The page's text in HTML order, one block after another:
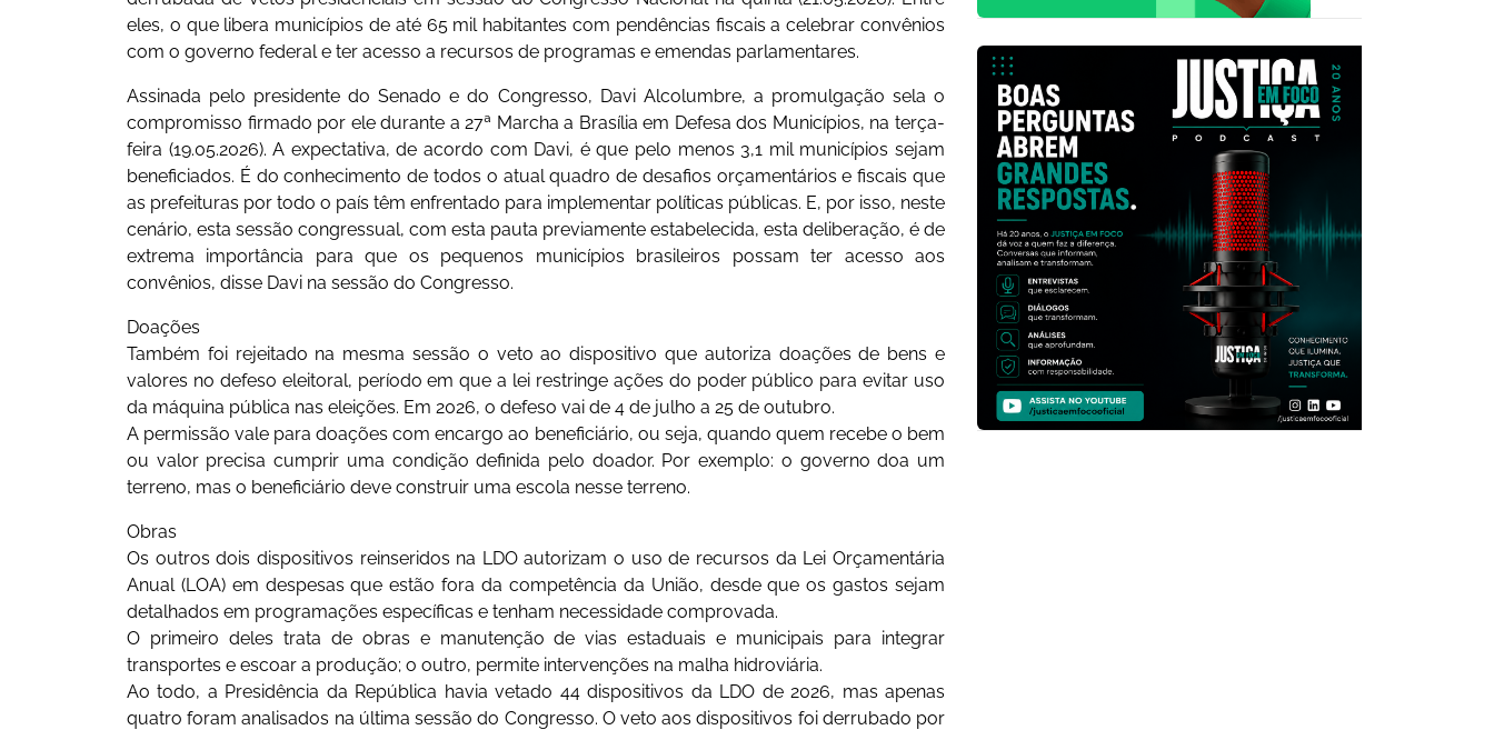
eles, o que libera municípios de até 65 mil habitantes com pendências fiscais a celebrar convênios
com o governo federal e ter acesso a recursos de programas e emendas parlamentares.
Assinada pelo presidente do Senado e do Congresso, Davi Alcolumbre, a promulgação sela o
compromisso firmado por ele durante a 27ª Marcha a Brasília em Defesa dos Municípios, na terça-
feira (19.05.2026). A expectativa, de acordo com Davi, é que pelo menos 3,1 mil municípios sejam
beneficiados. É do conhecimento de todos o atual quadro de desafios orçamentários e fiscais que
as prefeituras por todo o país têm enfrentado para implementar políticas públicas. E, por isso, neste
cenário, esta sessão congressual, com esta pauta previamente estabelecida, esta deliberação, é de
extrema importância para que os pequenos municípios brasileiros possam ter acesso aos
convênios, disse Davi na sessão do Congresso.
Doações
Também foi rejeitado na mesma sessão o veto ao dispositivo que autoriza doações de bens e
valores no defeso eleitoral, período em que a lei restringe ações do poder público para evitar uso
da máquina pública nas eleições. Em 2026, o defeso vai de 4 de julho a 25 de outubro.
A permissão vale para doações com encargo ao beneficiário, ou seja, quando quem recebe o bem
ou valor precisa cumprir uma condição definida pelo doador. Por exemplo: o governo doa um
terreno, mas o beneficiário deve construir uma escola nesse terreno.
Obras
Os outros dois dispositivos reinseridos na LDO autorizam o uso de recursos da Lei Orçamentária
Anual (LOA) em despesas que estão fora da competência da União, desde que os gastos sejam
detalhados em programações específicas e tenham necessidade comprovada.
O primeiro deles trata de obras e manutenção de vias estaduais e municipais para integrar
transportes e escoar a produção; o outro, permite intervenções na malha hidroviária.
Ao todo, a Presidência da República havia vetado 44 dispositivos da LDO de 2026, mas apenas
quatro foram analisados na última sessão do Congresso. O veto aos dispositivos foi derrubado por